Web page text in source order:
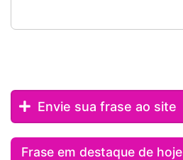
Envie sua frase ao site
Frase em destaque de hoje